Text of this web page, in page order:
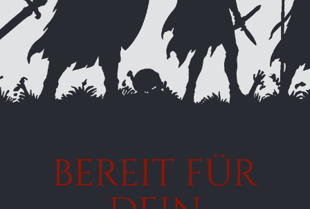
BEREIT FÜR